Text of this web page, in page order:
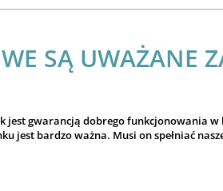
SĄ UWAŻANE
jest gwarancją dobrego funkcjonowania
jest bardzo ważna. Musi on spełniać